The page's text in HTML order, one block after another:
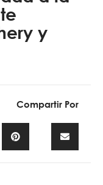
y
Compartir Por